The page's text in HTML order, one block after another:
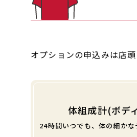
オプションの申込みは店
体組成計(ボデ
24時間いつでも、体の細かな